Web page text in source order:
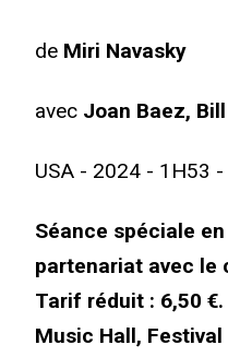
de Miri Navasky
avec Joan Baez,
USA - 2024 - 1H53 -
Séance spéciale
partenariat avec le
Tarif réduit : 6,50 €.
Music Hall,